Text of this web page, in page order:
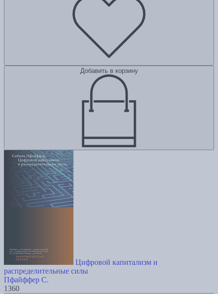
Добавить в корзину
Цифровой капитализм и
распределительные силы
Пфайффер С.
1360